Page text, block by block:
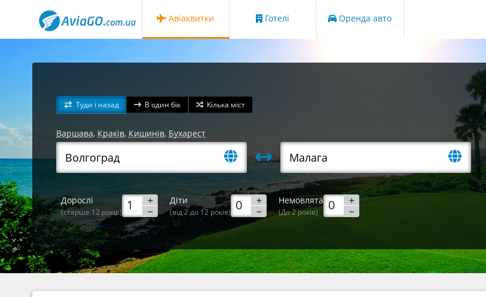
Авіаквитки Готелі Оренда авто
Туди і назад В один бік Кілька міст
Варшава,Краків, Кишинів, Бухарест
Дорослі
(старше 12 років)
Діти
(від 2 до 12 років)
Немовлята
(До 2 років)